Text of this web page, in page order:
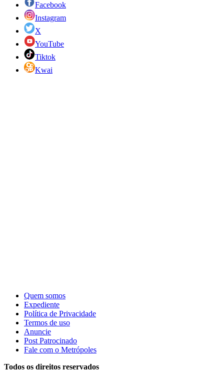
Facebook
Instagram
X
YouTube
Tiktok
Kwai
Quem somos
Expediente
Política de Privacidade
Termos de uso
Anuncie
Post Patrocinado
Fale com o Metrópoles
Todos os direitos reservados